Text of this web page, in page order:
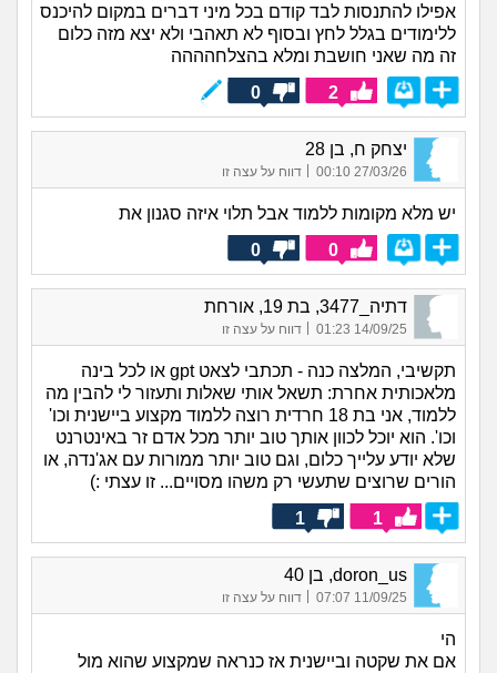
אפילו להתנסות לבד קודם בכל מיני דברים במקום להיכנס
ללימודים בגלל לחץ ובסוף לא תאהבי ולא יצא מזה כלום
זה מה שאני חושבת ומלא בהצלחהההה
2
0
יצחק ח, בן 28
27/03/26 00:10
| דווח על עצה זו
יש מלא מקומות ללמוד אבל תלוי איזה סגנון את
0
0
דתיה_3477, בת 19, אורחת
14/09/25 01:23 דווח על עצה זו
תקשיבי, המלצה כנה - תכתבי לצאט gpt או לכל בינה
מלאכותית אחרת: תשאל אותי שאלות ותעזור לי להבין מה
ללמוד, אני בת 18 חרדית רוצה ללמוד מקצוע ביישנית וכו'
וכו'. הוא יוכל לכוון אותך טוב יותר מכל אדם זר באינטרנט
שלא יודע עלייך כלום, וגם טוב יותר ממורות עם אג'נדה, או
הורים שרוצים שתעשי רק משהו מסויים... זו עצתי :)
1
1
doron_us, בן 40
11/09/25 07:07 דווח על עצה זו
הי
אם את שקטה וביישנית אז כנראה שמקצוע שהוא מול